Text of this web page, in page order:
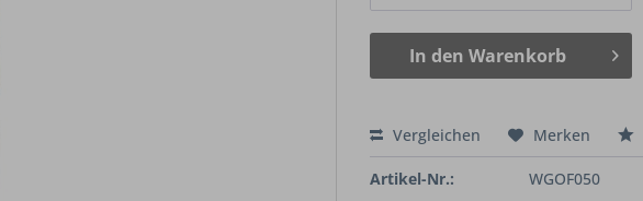
In den Warenkorb
Vergleichen Merken
Artikel-Nr.:
WGOF050